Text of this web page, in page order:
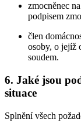
zmocněnec
podpisem
člen
osoby, o jejíž
soudem.
6. Jaké jsou
situace
Splnění všech